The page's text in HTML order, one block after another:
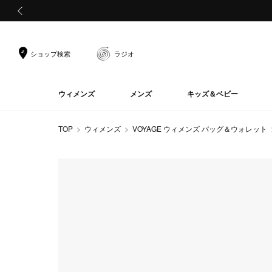
ショップ検索 ラジオ
ウィメンズ メンズ キッズ＆ベビー
TOP ウィメンズ VOYAGE ウィメンズ バッグ＆ウォレット